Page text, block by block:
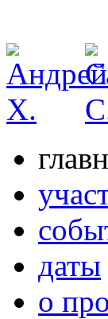
даты
о